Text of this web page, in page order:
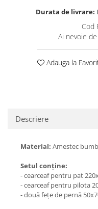
Durata de livrare:
Cod
Ai nevoie
Adauga la
Descriere
Material: Amestec
Setul conține:
- cearceaf pentru pat
- cearceaf pentru pilota
- două fețe de pernă